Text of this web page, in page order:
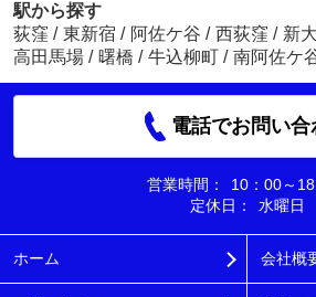
駅から探す
荻窪 / 東新宿 / 阿佐ケ谷 / 西荻窪 / 新
高田馬場 / 曙橋 / 牛込柳町 / 南阿佐ケ
電話でお問い合
営業時間：
10：00～
定休日：
水曜日
ホーム 会社概